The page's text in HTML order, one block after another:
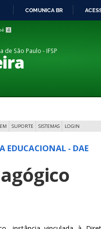
COMUNICA BR
4
São Paulo - IFSP
SUPORTE SISTEMAS LOGIN
EDUCACIONAL - DAE